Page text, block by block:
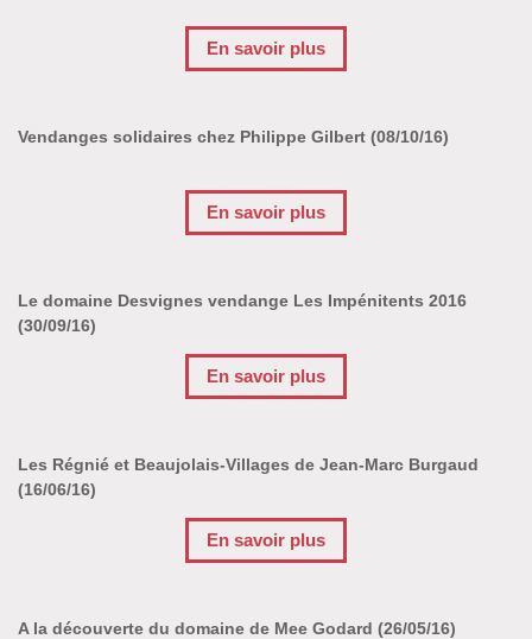
En savoir plus
Vendanges solidaires chez Philippe Gilbert (08/10/16)
En savoir plus
Le domaine Desvignes vendange Les Impénitents 2016
(30/09/16)
En savoir plus
Les Régnié et Beaujolais-Villages de Jean-Marc Burgaud
(16/06/16)
En savoir plus
A la découverte du domaine de Mee Godard (26/05/16)